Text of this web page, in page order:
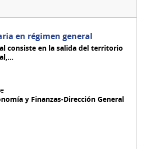
en régimen general
consiste en la salida del territorio
y Finanzas-Dirección General